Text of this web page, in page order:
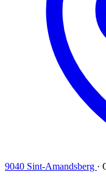
9040 Sint-Amandsberg ·